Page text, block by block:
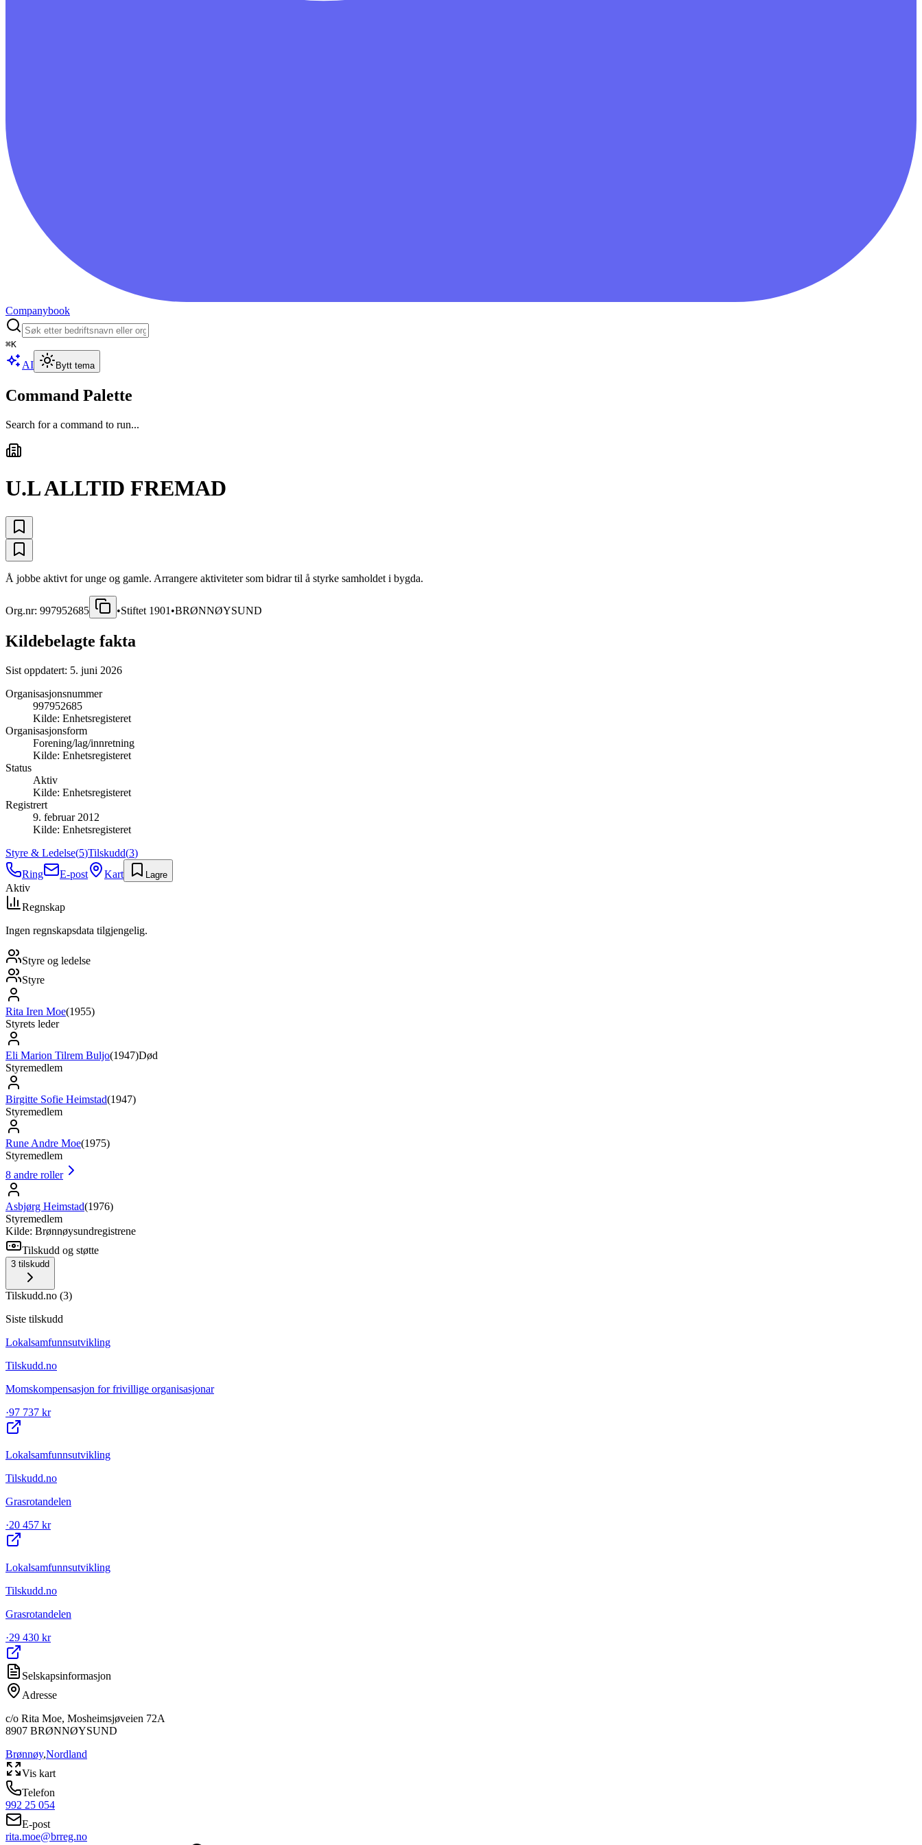
Companybook
⌘K
AI Bytt tema
Command Palette
Search for a command to run...
U.L ALLTID FREMAD
Å jobbe aktivt for unge og gamle. Arrangere aktiviteter som bidrar til å styrke samholdet i bygda.
Org.nr: 997952685 •Stiftet 1901 •BRØNNØYSUND
Kildebelagte fakta
Sist oppdatert: 5. juni 2026
Organisasjonsnummer
997952685
Kilde: Enhetsregisteret
Organisasjonsform
Forening/lag/innretning
Kilde: Enhetsregisteret
Status
Aktiv
Kilde: Enhetsregisteret
Registrert
9. februar 2012
Kilde: Enhetsregisteret
Styre & Ledelse(5)Tilskudd(3)
Ring
E-post Kart Lagre
Aktiv
Regnskap
Ingen regnskapsdata tilgjengelig.
Styre og ledelse
Styre
Rita Iren Moe(1955)
Styrets leder
Eli Marion Tilrem Buljo(1947)Død
Styremedlem
Birgitte Sofie Heimstad(1947)
Styremedlem
Rune Andre Moe(1975)
Styremedlem
8 andre roller
Asbjørg Heimstad(1976)
Styremedlem
Kilde: Brønnøysundregistrene
Tilskudd og støtte
3 tilskudd
Tilskudd.no (3)
Siste tilskudd
Lokalsamfunnsutvikling
Tilskudd.no
Momskompensasjon for frivillige organisasjonar
·97 737 kr
Lokalsamfunnsutvikling
Tilskudd.no
Grasrotandelen
·20 457 kr
Lokalsamfunnsutvikling
Tilskudd.no
Grasrotandelen
·29 430 kr
Selskapsinformasjon
Adresse
c/o Rita Moe, Mosheimsjøveien 72A
8907 BRØNNØYSUND
Brønnøy,Nordland
Vis kart
Telefon
992 25 054
E-post
rita.moe@brreg.no